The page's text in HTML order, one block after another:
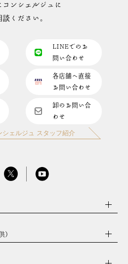
コンシェルジュに
談ください。
LINEでのお
問い合わせ
各店舗へ直接
お問い合わせ
卸のお問い合
わせ
シェルジュ スタッフ紹介